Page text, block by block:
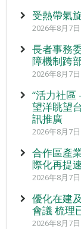
受熱帶氣
2026年8月7
長者事務
障機制跨
2026年8月7
“活力社區
望洋眺望
訊推廣
2026年8月7
合作區產
際化再提
2026年8月7
優化在建
會議 梳理
2026年8月7